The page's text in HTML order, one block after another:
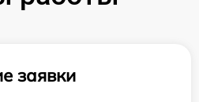
заявки